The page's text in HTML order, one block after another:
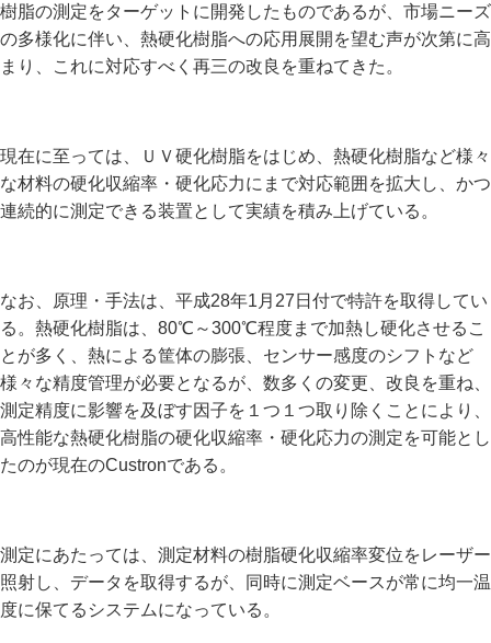
樹脂の測定をターゲットに開発したものであるが、市場ニーズ
の多様化に伴い、熱硬化樹脂への応用展開を望む声が次第に高
まり、これに対応すべく再三の改良を重ねてきた。
現在に至っては、ＵＶ硬化樹脂をはじめ、熱硬化樹脂など様々
な材料の硬化収縮率・硬化応力にまで対応範囲を拡大し、かつ
連続的に測定できる装置として実績を積み上げている。
なお、原理・手法は、平成28年1月27日付で特許を取得してい
る。熱硬化樹脂は、80℃～300℃程度まで加熱し硬化させるこ
とが多く、熱による筐体の膨張、センサー感度のシフトなど
様々な精度管理が必要となるが、数多くの変更、改良を重ね、
測定精度に影響を及ぼす因子を１つ１つ取り除くことにより、
高性能な熱硬化樹脂の硬化収縮率・硬化応力の測定を可能とし
たのが現在のCustronである。
測定にあたっては、測定材料の樹脂硬化収縮率変位をレーザー
照射し、データを取得するが、同時に測定ベースが常に均一温
度に保てるシステムになっている。